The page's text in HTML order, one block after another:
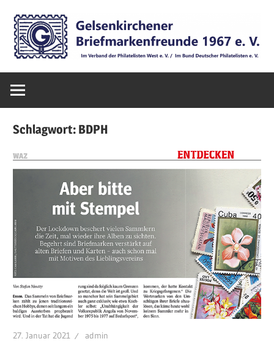
Inhalt
springen
1967
e.V.
offizielle
Gelsenkirchener
Briefmarkenfreunde
1967
Sammeln
von
Briefmarken,
Briefen,
Ansichtskarten
und
Münzen.
Schlagwort: BDPH
27. Januar 2021 admin